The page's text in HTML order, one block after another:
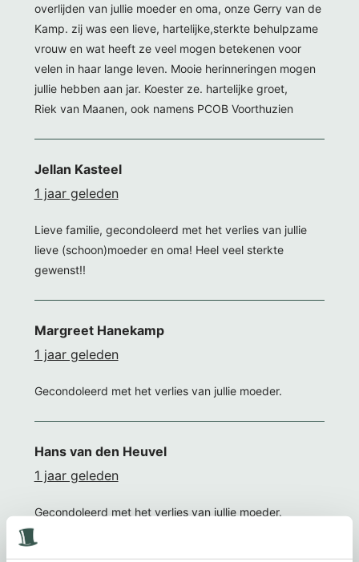
overlijden van jullie moeder en oma, onze Gerry van de
Kamp. zij was een lieve, hartelijke,sterkte behulpzame
vrouw en wat heeft ze veel mogen betekenen voor
velen in haar lange leven. Mooie herinneringen mogen
jullie hebben aan jar. Koester ze. hartelijke groet,
Riek van Maanen, ook namens PCOB Voorthuzien
Jellan Kasteel
1 jaar geleden
Lieve familie, gecondoleerd met het verlies van jullie
lieve (schoon)moeder en oma! Heel veel sterkte
gewenst!!
Margreet Hanekamp
1 jaar geleden
Gecondoleerd met het verlies van jullie moeder.
Hans van den Heuvel
1 jaar geleden
Gecondoleerd met het verlies van jullie moeder.
Haar vriendelijke lach en spontaniteit zijn dierbare